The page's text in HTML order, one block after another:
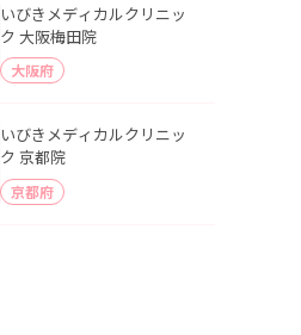
いびきメディカルクリニッ
ク 大阪梅田院
大阪府
いびきメディカルクリニッ
ク 京都院
京都府